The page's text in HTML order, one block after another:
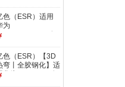
高清玻璃贴膜防摔
刮全包抗指纹保护
色（ESR）适用
为
80/70钢
机膜全屏覆盖高清
摔抗指纹前膜防刮
白边贴膜
色（ESR）【3D
弯丨全胶钢化】适
华为mate70pro钢